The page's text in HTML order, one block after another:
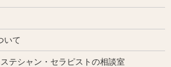
いて
テシャン・セラピストの相談室